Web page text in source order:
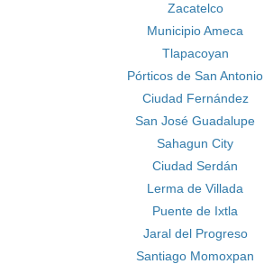
Zacatelco
Municipio Ameca
Tlapacoyan
Pórticos de San Antonio
Ciudad Fernández
San José Guadalupe
Sahagun City
Ciudad Serdán
Lerma de Villada
Puente de Ixtla
Jaral del Progreso
Santiago Momoxpan